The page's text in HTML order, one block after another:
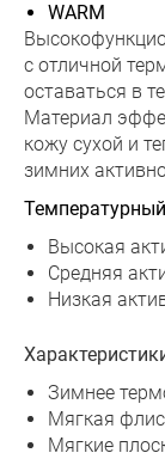
WARM
с отличной
оставаться в
Материал
кожу сухой и
зимних
Высокая
Средняя
Низкая
Зимнее
Мягкая
Мягкие